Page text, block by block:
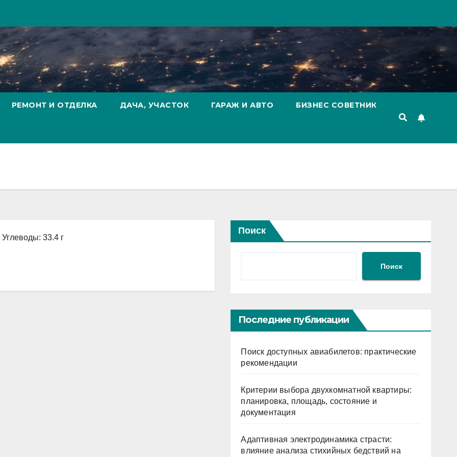
РЕМОНТ И ОТДЕЛКА ДАЧА, УЧАСТОК ГАРАЖ И АВТО БИЗНЕС СОВЕТНИК
33.4 г
Поиск
Поиск
Последние публикации
Поиск доступных авиабилетов: практические
рекомендации
Критерии выбора двухкомнатной квартиры:
планировка, площадь, состояние и
документация
Адаптивная электродинамика страсти:
влияние анализа стихийных бедствий на